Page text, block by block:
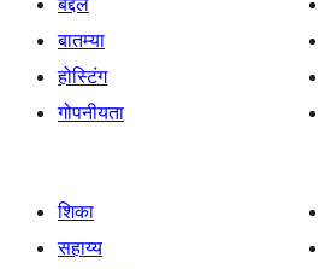
बातम्या
होस्टिंग
गोपनीयता
शिका
सहाय्य